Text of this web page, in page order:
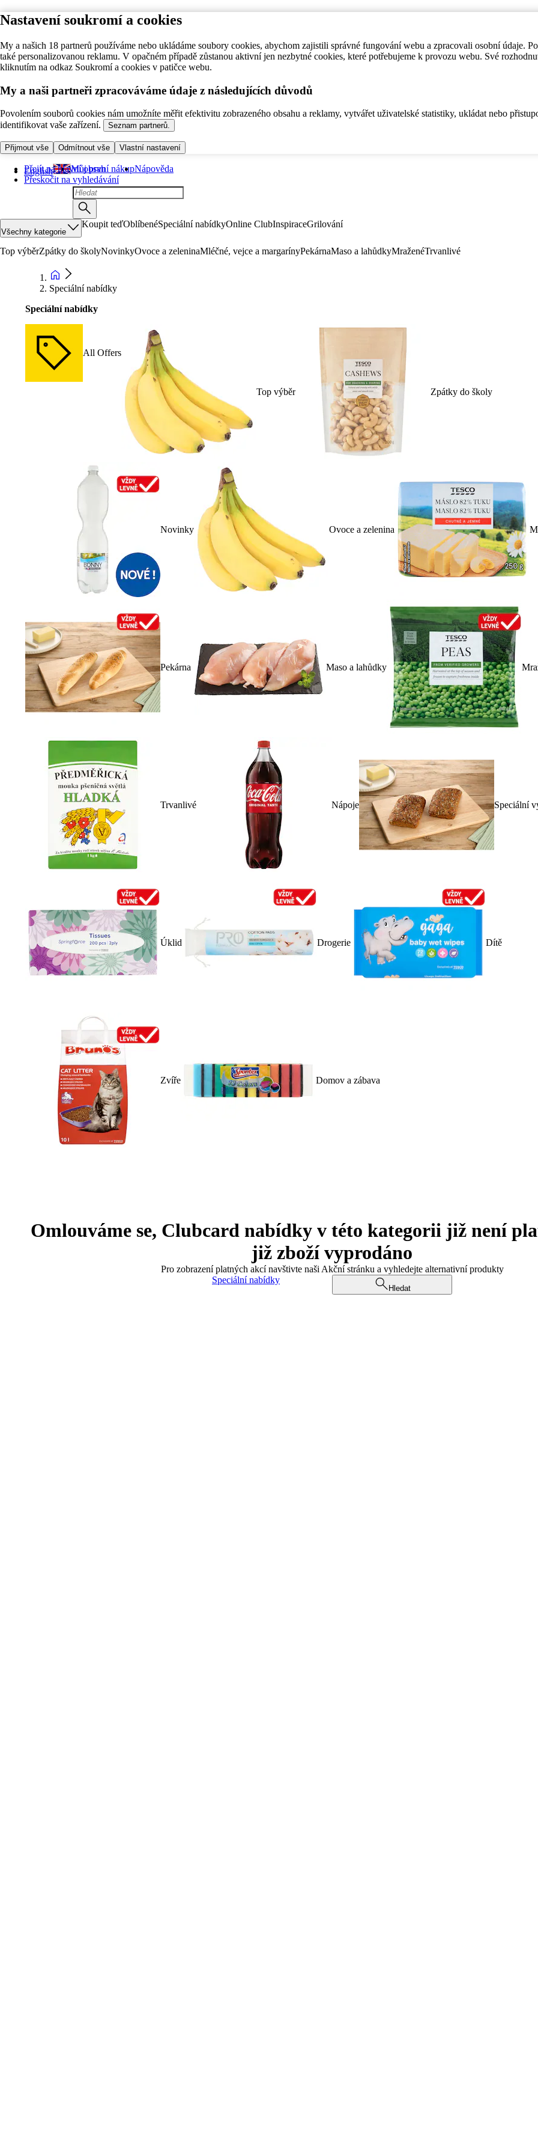
Nastavení soukromí a cookies
My a našich 18 partnerů používáme nebo ukládáme soubory cookies, abychom zajistili správné fungování webu a zpracovali osobní údaje.
také personalizovanou reklamu. V opačném případě zůstanou aktivní jen nezbytné cookies, které potřebujeme k provozu webu. Své
kliknutím na odkaz Soukromí a cookies v patičce webu.
My a naši partneři zpracováváme údaje z následujících důvodů
Povolením souborů cookies nám umožníte měřit efektivitu zobrazeného obsahu a reklamy, vytvářet uživatelské statistiky, ukládat nebo
identifikovat vaše zařízení.
Seznam partnerů.
Přijmout vše Odmítnout vše Vlastní nastavení
Přejít na hlavní obsah
Přeskočit na vyhledávání
English Můj první nákupNápověda
Všechny kategorie
Koupit teďOblíbenéSpeciální nabídkyOnline ClubInspiraceGrilování
Top výběrZpátky do školyNovinkyOvoce a zeleninaMléčné, vejce a margarínyPekárnaMaso a lahůdkyMraženéTrvanlivé
Speciální nabídky
Speciální nabídky
All Offers
Top výběr Zpátky do školy
Novinky Ovoce a zelenina
Pekárna Maso a lahůdky
Trvanlivé Nápoje Speciální
Úklid Drogerie Dítě
Zvíře Domov a zábava
Omlouváme se, Clubcard nabídky v této kategorii již není
již zboží vyprodáno
Pro zobrazení platných akcí navštivte naši Akční stránku a vyhledejte alternativní produkty
Speciální nabídky
Hledat